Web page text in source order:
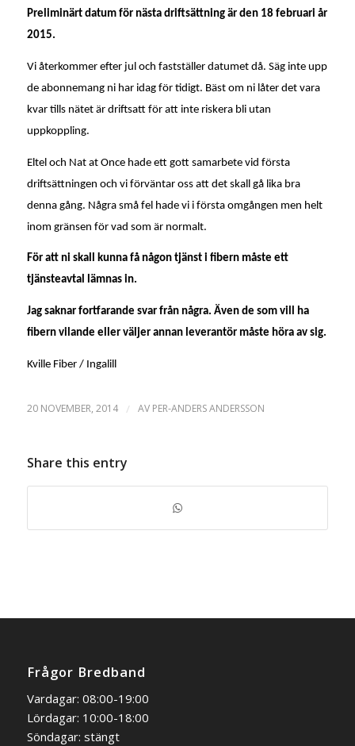
Preliminärt datum för nästa driftsättning är den 18 februari år
2015.
Vi återkommer efter jul och fastställer datumet då. Säg inte upp
de abonnemang ni har idag för tidigt. Bäst om ni låter det vara
kvar tills nätet är driftsatt för att inte riskera bli utan
uppkoppling.
Eltel och Nat at Once hade ett gott samarbete vid första
driftsättningen och vi förväntar oss att det skall gå lika bra
denna gång. Några små fel hade vi i första omgången men helt
inom gränsen för vad som är normalt.
För att ni skall kunna få någon tjänst i fibern måste ett
tjänsteavtal lämnas in.
Jag saknar fortfarande svar från några. Även de som vill ha
fibern vilande eller väljer annan leverantör måste höra av sig.
Kville Fiber / Ingalill
20 NOVEMBER, 2014 / AV PER-ANDERS ANDERSSON
Share this entry
Frågor Bredband
Vardagar: 08:00-19:00
Lördagar: 10:00-18:00
Söndagar: stängt